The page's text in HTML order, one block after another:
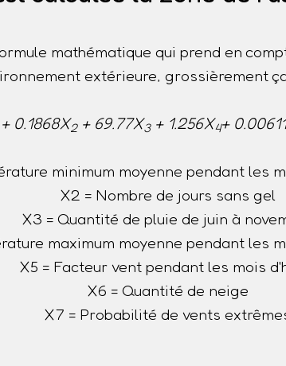
mathématique qui prend en
extérieure, grossièrement
0.1868X2+ 69.77X3+ 1.256X4+
minimum moyenne pendant les
X2 = Nombre de jours sans gel
X3 = Quantité de pluie de juin à
maximum moyenne pendant les
X5 = Facteur vent pendant les mois
X6 = Quantité de neige
X7 = Probabilité de vents